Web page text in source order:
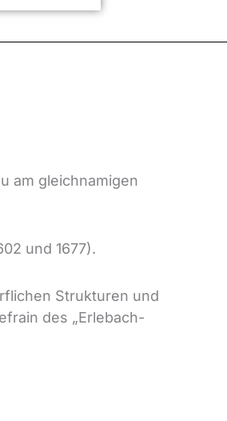
am gleichnamigen
und 1677).
Strukturen und
des „Erlebach-